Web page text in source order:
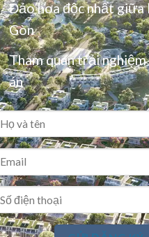
Đảo hoa độc nhất giữa
Gòn
Tham quan trải
án